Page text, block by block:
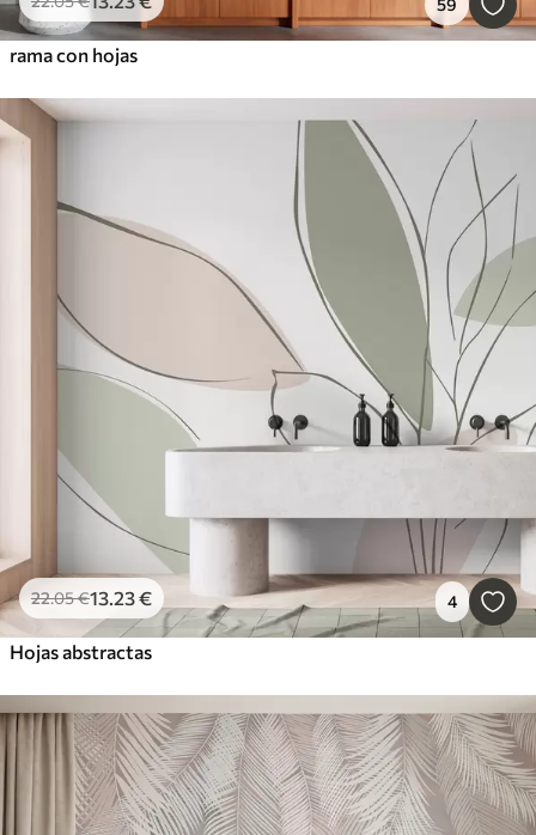
59
rama con hojas
22.05€13.23€ 4
Hojas abstractas